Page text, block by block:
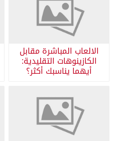
الالعاب المباشرة مقابل
الكازينوهات التقليدية:
أيهما يناسبك أكثر؟